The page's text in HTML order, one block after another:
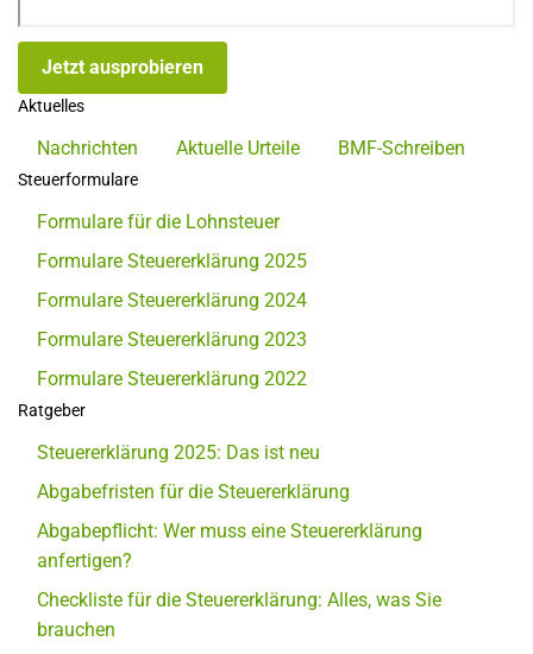
Jetzt ausprobieren
Aktuelles
Nachrichten Aktuelle Urteile BMF-Schreiben
Steuerformulare
Formulare für die Lohnsteuer
Formulare Steuererklärung 2025
Formulare Steuererklärung 2024
Formulare Steuererklärung 2023
Formulare Steuererklärung 2022
Ratgeber
Steuererklärung 2025: Das ist neu
Abgabefristen für die Steuererklärung
Abgabepflicht: Wer muss eine Steuererklärung
anfertigen?
Checkliste für die Steuererklärung: Alles, was Sie
brauchen